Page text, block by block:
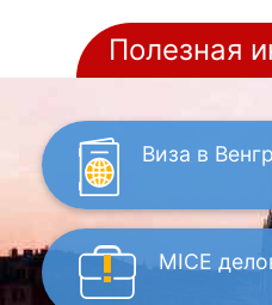
Полезная
Виза в
MICE